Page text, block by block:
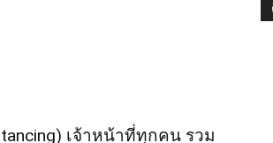
เจ้าหน้าที่ทุกคน รวม